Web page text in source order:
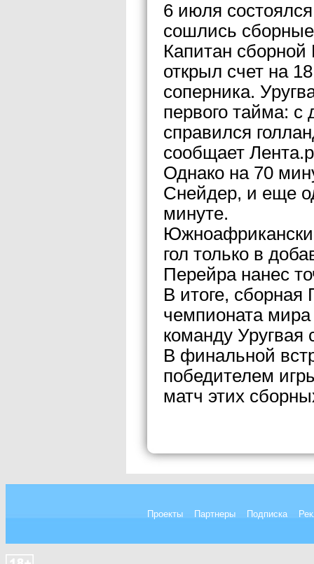
6 июля
сошлись
Капитан
открыл счет на
соперника.
первого тайма:
справился
сообщает
Однако на 70
Снейдер, и еще
минуте.
гол только в
Перейра нанес
В итоге,
чемпионата
команду Уругвая
В финальной
победителем
матч этих
Проекты Партнеры Подписка